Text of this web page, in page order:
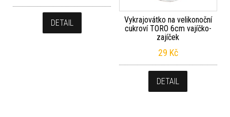
DETAIL
Vykrajovátko na velikonoční
cukroví TORO 6cm vajíčko-
zajíček
29 Kč
DETAIL